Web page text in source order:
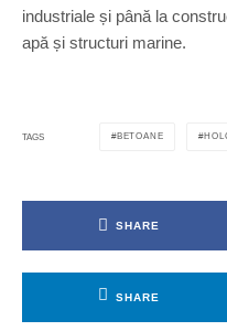
industriale și până la
apă și structuri marine.
TAGS BETOANE
SHARE
SHARE